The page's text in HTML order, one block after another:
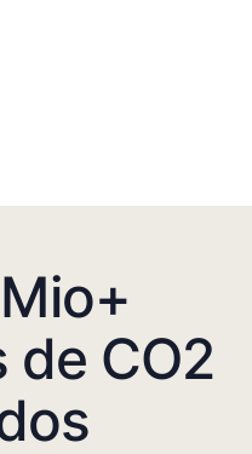
de CO2